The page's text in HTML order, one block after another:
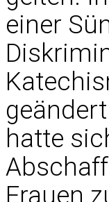
einer
hatte
Frauen